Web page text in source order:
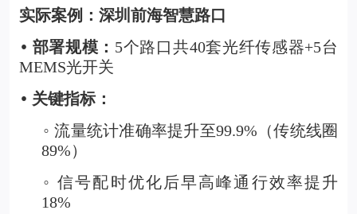
实际案例：深圳前海智慧路口
• 部署规模： 5个路口共40套光纤传感器+5台
MEMS光开关
• 关键指标：
◦ 流量统计准确率提升至99.9%（传统线圈
89%）
◦ 信号配时优化后早高峰通行效率提升
18%